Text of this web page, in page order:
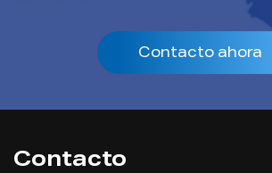
Contacto ahora
Contacto